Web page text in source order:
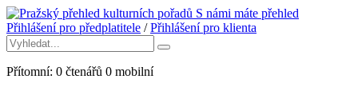
S námi máte přehled
Přihlášení pro předplatitele /Přihlášení pro klienta
Přítomní: 0 čtenářů 0 mobilní